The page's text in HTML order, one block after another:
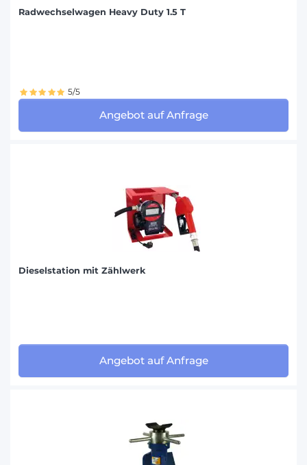
Radwechselwagen Heavy Duty 1.5 T
5/5
Angebot auf Anfrage
Dieselstation mit Zählwerk
Angebot auf Anfrage